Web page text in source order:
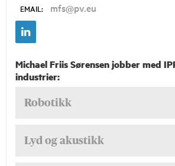
EMAIL: mfs@pv.eu
Michael Friis Sørensen jobber med
industrier:
Robotikk
Lyd og akustikk